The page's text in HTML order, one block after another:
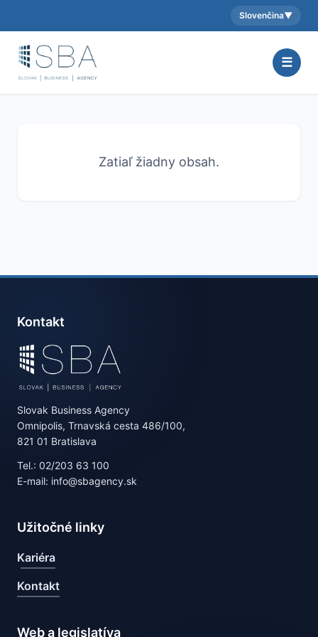
Aktuálny jazyk:
Slovenčina▼
☰
Zatiaľ žiadny obsah.
Kontakt
Slovak Business Agency
Omnipolis, Trnavská cesta 486/100,
821 01 Bratislava
Tel.: 02/203 63 100
E-mail: info@sbagency.sk
Užitočné linky
Kariéra
Kontakt
Web a legislatíva